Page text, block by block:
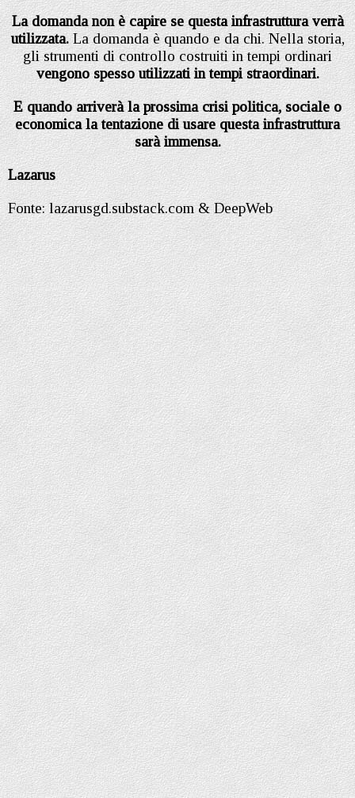
La domanda non è capire se questa infrastruttura verrà
utilizzata.La domanda è quando e da chi. Nella storia,
gli strumenti di controllo costruiti in tempi ordinari
vengono spesso utilizzati in tempi straordinari.
E quando arriverà la prossima crisi politica, sociale o
economica la tentazione di usare questa infrastruttura
sarà immensa.
Lazarus
Fonte: lazarusgd.substack.com & DeepWeb